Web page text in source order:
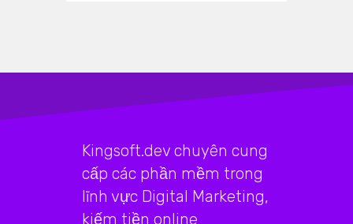
Kingsoft.dev chuyên cung
cấp các phần mềm trong
lĩnh vực Digital Marketing,
kiếm tiền online